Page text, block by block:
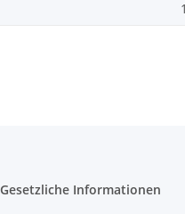
Gesetzliche Informationen